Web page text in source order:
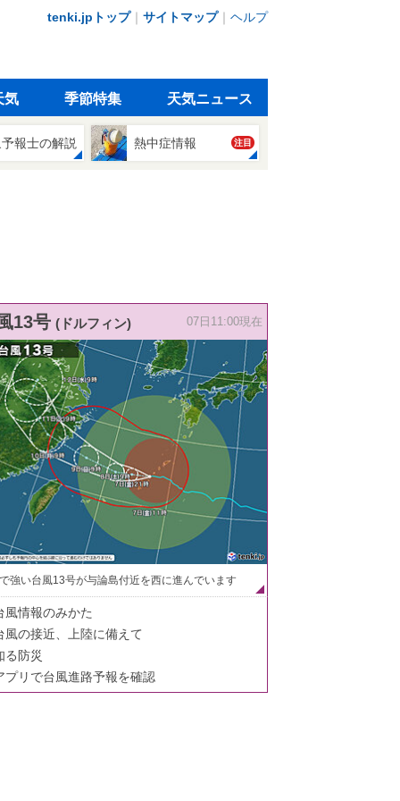
tenki.jpトップ｜ サイトマップ｜ ヘルプ
気 季節特集 天気ニュース
報士の解説 熱中症情報 注目
13号 (ドルフィン) 07日11:00現在
強い台風13号が与論島付近を西に進んでいます
風情報のみかた
風の接近、上陸に備えて
る防災
プリで台風進路予報を確認